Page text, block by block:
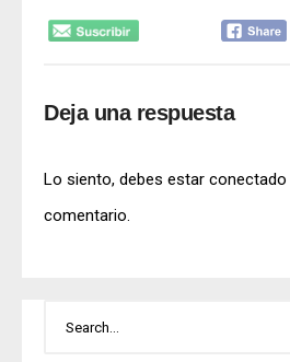
Deja una respuesta
Lo siento, debes estar conectado
comentario.